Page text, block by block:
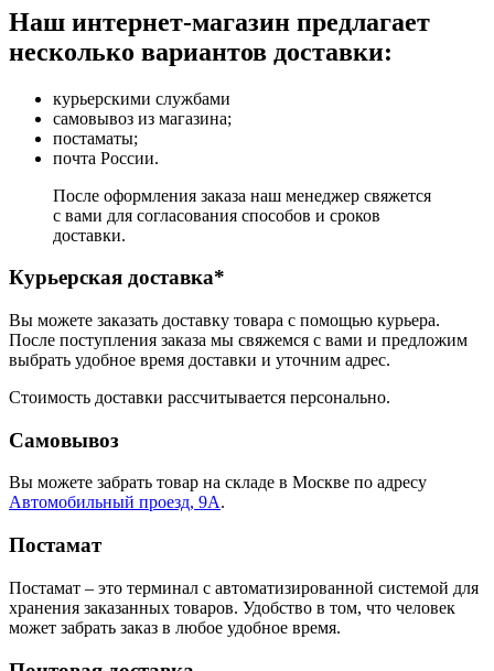
Наш интернет-магазин предлагает
несколько вариантов доставки:
курьерскими службами
самовывоз из магазина;
постаматы;
почта России.
После оформления заказа наш менеджер свяжется
с вами для согласования способов и сроков
доставки.
Курьерская доставка*
Вы можете заказать доставку товара с помощью курьера.
После поступления заказа мы свяжемся с вами и предложим
выбрать удобное время доставки и уточним адрес.
Стоимость доставки рассчитывается персонально.
Самовывоз
Вы можете забрать товар на складе в Москве по адресу
Автомобильный проезд, 9А.
Постамат
Постамат – это терминал с автоматизированной системой для
хранения заказанных товаров. Удобство в том, что человек
может забрать заказ в любое удобное время.